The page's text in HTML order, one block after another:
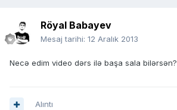
Röyal Babayev
Mesaj tarihi: 12 Aralık 2013
Necə edim video dərs ilə başa sala bilərsən?
Alıntı